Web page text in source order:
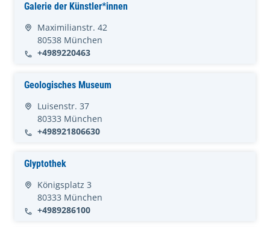
Galerie der Künstler*innen
Maximilianstr. 42
80538 München
+4989220463
Geologisches Museum
Luisenstr. 37
80333 München
+498921806630
Glyptothek
Königsplatz 3
80333 München
+4989286100